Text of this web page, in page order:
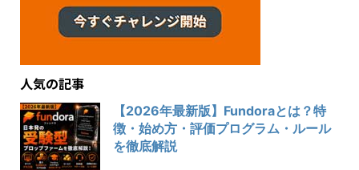
人気の記事
【2026年最新版】Fundoraとは？特
徴・始め方・評価プログラム・ルール
を徹底解説